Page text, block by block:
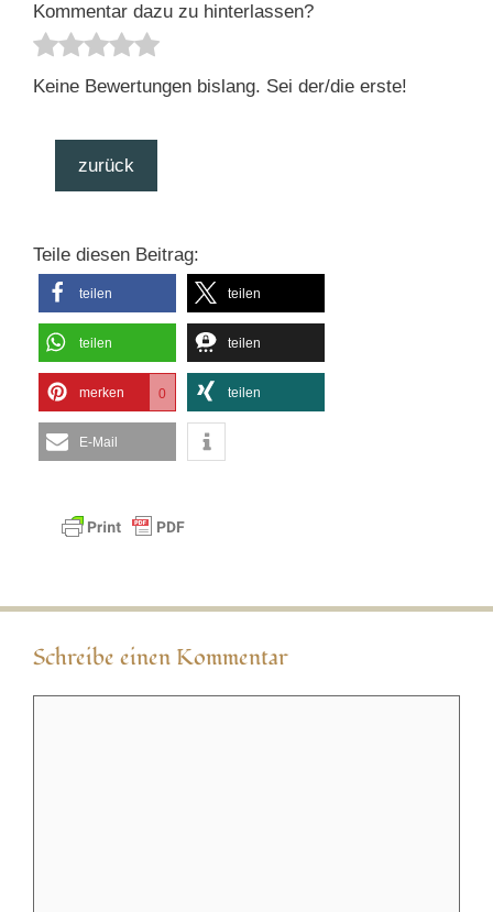
Kommentar dazu zu hinterlassen?
Keine Bewertungen bislang. Sei der/die erste!
zurück
Teile diesen Beitrag:
teilen teilen
teilen teilen
merken 0 teilen
E-Mail
Schreibe einen Kommentar